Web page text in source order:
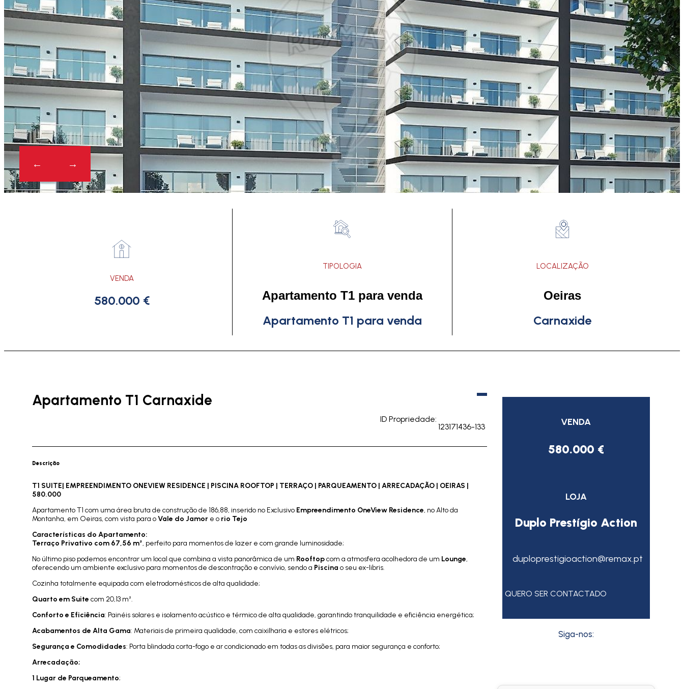
VENDA
580.000 €
TIPOLOGIA
Apartamento T1 para venda
Apartamento T1 para venda
LOCALIZAÇÃO
Oeiras
Carnaxide
Apartamento T1 Carnaxide
ID Propriedade:
123171436-133
Descrição
T1 SUITE| EMPREENDIMENTO ONEVIEW RESIDENCE | PISCINA ROOFTOP | TERRAÇO | PARQUEAMENTO | ARRECADAÇÃO | OEIRAS |
580.000
Apartamento T1 com uma área bruta de construção de 186,88, inserido no Exclusivo Empreendimento OneView Residence, no Alto da
Montanha, em Oeiras, com vista para oVale do Jamor e o rio Tejo
Características do Apartamento:
Terraço Privativo com 67,56 m², perfeito para momentos de lazer e com grande luminosidade;
No último piso podemos encontrar um local que combina a vista panorâmica de um Rooftopcom a atmosfera acolhedora de um Lounge,
oferecendo um ambiente exclusivo para momentos de descontração e convívio, sendo a Piscina o seu ex-libris.
Cozinha totalmente equipada com eletrodomésticos de alta qualidade;
Quarto em Suite com 20,13 m².
Conforto e Eficiência: Painéis solares e isolamento acústico e térmico de alta qualidade, garantindo tranquilidade e eficiência energética;
Acabamentos de Alta Gama: Materiais de primeira qualidade, com caixilharia e estores elétricos;
Segurança e Comodidades: Porta blindada corta-fogo e ar condicionado em todas as divisões, para maior segurança e conforto;
Arrecadação;
1 Lugar de Parqueamento;
VENDA
580.000 €
LOJA
Duplo Prestígio Action
duploprestigioaction@remax.pt
QUERO SER CONTACTADO
Siga-nos: